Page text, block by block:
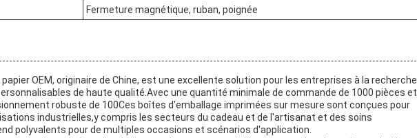
Fermeture magnétique, ruban, poignée
OEM, originaire de Chine, est une excellente solution pour les entreprises à la recherche
de haute qualité.Avec une quantité minimale de commande de 1000 pièces et
robuste de 100Ces boîtes d'emballage imprimées sur mesure sont conçues pour
industrielles,y compris les secteurs du cadeau et de l'artisanat et des soins
polyvalents pour de multiples occasions et scénarios d'application.